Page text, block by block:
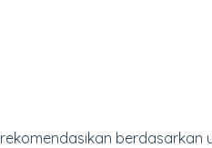
berdasarkan